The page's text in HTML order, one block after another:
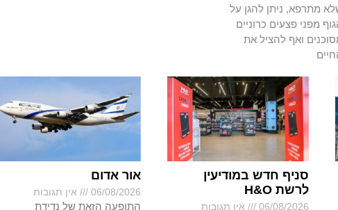
מתרפא, ניתן להגן על
מפני פצעים כרוניים
ואף להציל את
סניף חדש במודיעין
לרשת H&O
06/08/2026 אין תגובות
אור אדום
06/08/2026 אין תגובות
התופעה הזאת של נדידת